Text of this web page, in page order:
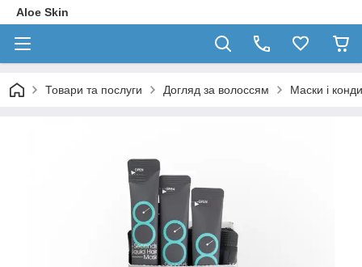
Aloe Skin
Товари та послуги Догляд за волоссям Маски і